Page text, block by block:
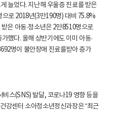
늘었다. 지난해 우울증 진료를 받은
로 2018년(3만190명) 대비 75.8%
은 아동·청소년은 2만8510명으로
했다. 올해 상반기에도 이미 아동·
명이 불안장애 진료를받아 증가
스(SNS) 발달, 코로나19 영향 등을
강센터 소아청소년정신과장은 “최근